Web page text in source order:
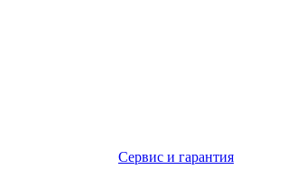
Сервис и гарантия